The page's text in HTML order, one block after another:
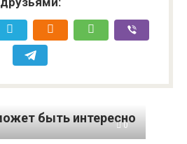
быть интересно
0